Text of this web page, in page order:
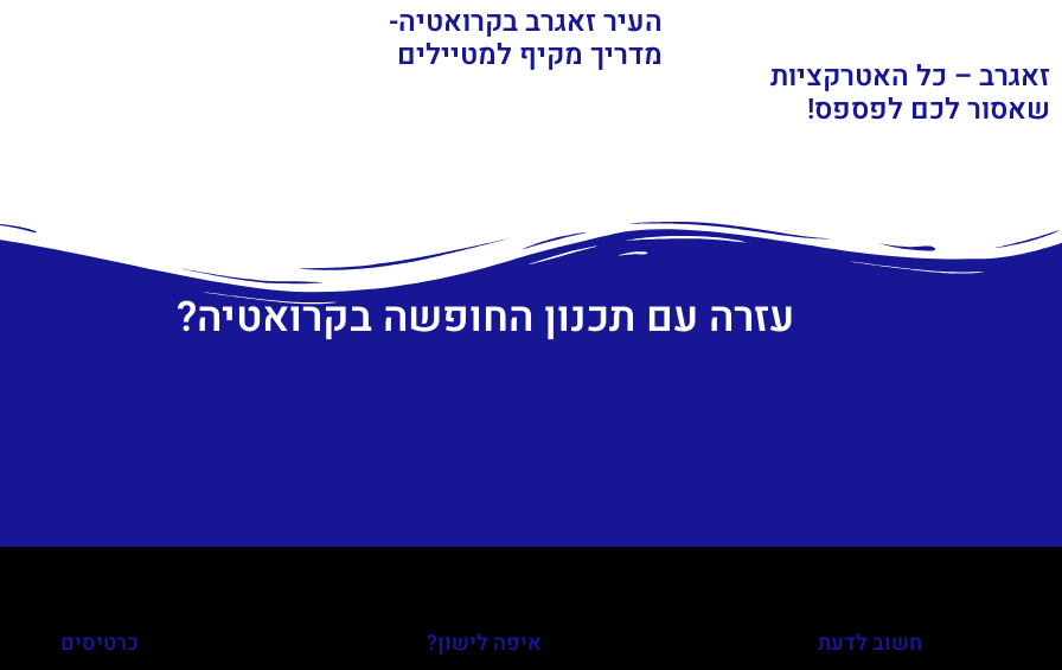
זאגרב – כל האטרקציות
שאסור לכם לפספס!
העיר זאגרב בקרואטיה-
מדריך מקיף למטיילים
עזרה עם תכנון החופשה בקרואטיה?
חשוב לדעת
איפה לישון?
כרטיסים